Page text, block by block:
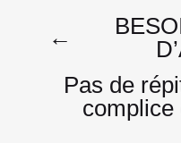
Navigation
de
←
Pas de
complice